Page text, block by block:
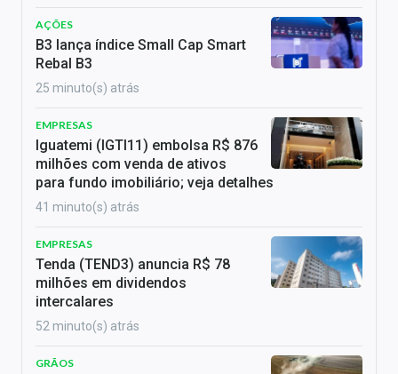
AÇÕES
B3 lança índice Small Cap Smart
Rebal B3
25 minuto(s) atrás
EMPRESAS
Iguatemi (IGTI11) embolsa R$ 876
milhões com venda de ativos
para fundo imobiliário; veja detalhes
41 minuto(s) atrás
EMPRESAS
Tenda (TEND3) anuncia R$ 78
milhões em dividendos
intercalares
52 minuto(s) atrás
GRÃOS